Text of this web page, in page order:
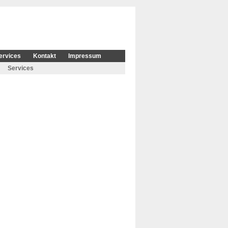
Kontakt
Impressum
Services